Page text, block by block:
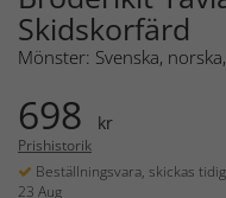
Skidskorfärd
Mönster: Svenska,
698 kr
Prishistorik
Beställningsvara, skickas
23 Aug